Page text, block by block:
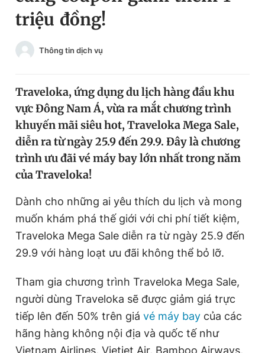
Chào ngày mới
Tin thị trường
Video Magazine
Sản phẩm khác
Tiện ích Bạn cần biết
Thông tin tòa soạn Liên hệ quảng cáo
Đọc Thanh Niên trên điện thoại
Tin đã xem
triệu đồng!
Thông tin dịch vụ
Traveloka, ứng dụng du lịch hàng đầu khu
vực Đông Nam Á, vừa ra mắt chương trình
khuyến mãi siêu hot, Traveloka Mega Sale,
diễn ra từ ngày 25.9 đến 29.9. Đây là chương
trình ưu đãi vé máy bay lớn nhất trong năm
của Traveloka!
Dành cho những ai yêu thích du lịch và mong
muốn khám phá thế giới với chi phí tiết kiệm,
Traveloka Mega Sale diễn ra từ ngày 25.9 đến
29.9 với hàng loạt ưu đãi không thể bỏ lỡ.
Tham gia chương trình Traveloka Mega Sale,
người dùng Traveloka sẽ được giảm giá trực
tiếp lên đến 50% trên giá vé máy bay của các
hãng hàng không nội địa và quốc tế như
Vietnam Airlines, Vietjet Air, Bamboo Airways,